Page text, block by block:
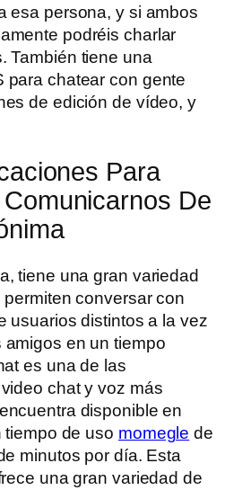
esa persona, y si ambos
podréis charlar
También tiene una
para chatear con gente
de edición de vídeo, y
Para
De
tiene una gran variedad
conversar con
usuarios distintos a la vez
en un tiempo
es una de las
chat y voz más
disponible en
tiempo de uso momegle de
minutos por día. Esta
una gran variedad de